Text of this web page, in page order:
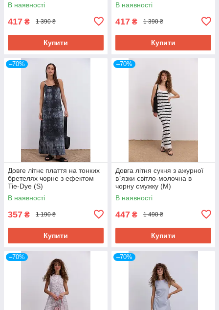
В наявності
417 ₴ 1 390 ₴
Купити
В наявності
417 ₴ 1 390 ₴
Купити
–70%
Довге літнє плаття на тонких
бретелях чорне з ефектом
Tie-Dye (S)
В наявності
357 ₴ 1 190 ₴
Купити
–70%
Довга літня сукня з ажурної
в`язки світло-молочна в
чорну смужку (M)
В наявності
447 ₴ 1 490 ₴
Купити
–70% –70%